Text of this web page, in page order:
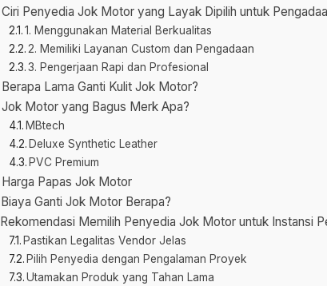
Ciri Penyedia Jok Motor yang Layak Dipilih untuk
1. Menggunakan Material Berkualitas
2. Memiliki Layanan Custom dan Pengadaan
3. Pengerjaan Rapi dan Profesional
Berapa Lama Ganti Kulit Jok Motor?
Jok Motor yang Bagus Merk Apa?
MBtech
Deluxe Synthetic Leather
PVC Premium
Harga Papas Jok Motor
Biaya Ganti Jok Motor Berapa?
Rekomendasi Memilih Penyedia Jok Motor untuk Instansi
Pastikan Legalitas Vendor Jelas
Pilih Penyedia dengan Pengalaman Proyek
Utamakan Produk yang Tahan Lama